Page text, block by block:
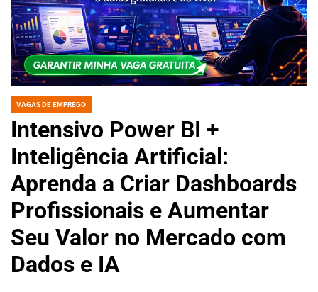
POSTED
VAGAS DE EMPREGO
Intensivo Power BI +
Inteligência Artificial:
Aprenda a Criar Dashboards
Profissionais e Aumentar
Seu Valor no Mercado com
Dados e IA